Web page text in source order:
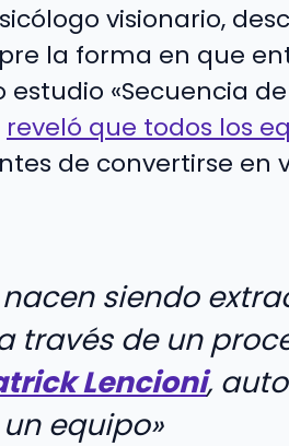
visionario,
la forma en que
estudio «Secuencia
reveló que todos los
de convertirse en
siendo
través de un
Lencioni,
equipo»